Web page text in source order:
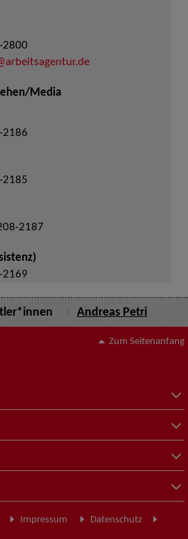
2800
Media
2186
2185
2187
2169
Andreas Petri
Zum Seitenanfang
Impressum
Datenschutz